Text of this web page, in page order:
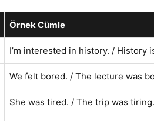
Örnek Cümle
I’m interested in history. / History
We felt bored. / The lecture was
She was tired. / The trip was tiring.